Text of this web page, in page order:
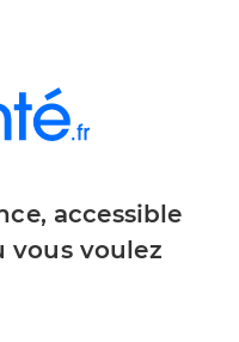
accessible
vous voulez